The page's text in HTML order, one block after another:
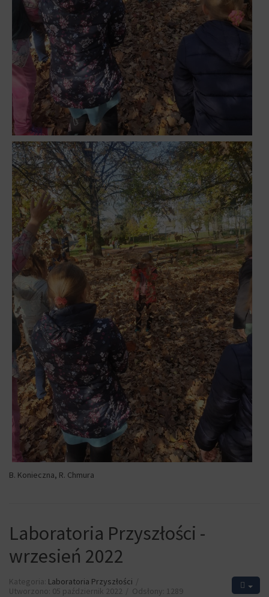
B. Konieczna, R. Chmura
Laboratoria Przyszłości -
wrzesień 2022
Kategoria: Laboratoria Przyszłości
Utworzono: 05 październik 2022
Odsłony: 1289